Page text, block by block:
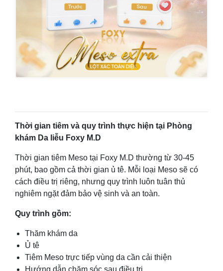
Thời gian tiêm và quy trình thực hiện tại Phòng
khám Da liễu Foxy M.D
Thời gian tiêm Meso tại Foxy M.D thường từ 30-45
phút, bao gồm cả thời gian ủ tê. Mỗi loại Meso sẽ có
cách điều trị riêng, nhưng quy trình luôn tuân thủ
nghiêm ngặt đảm bảo vệ sinh và an toàn.
Quy trình gồm:
Thăm khám da
Ủ tê
Tiêm Meso trực tiếp vùng da cần cải thiện
Hướng dẫn chăm sóc sau điều trị